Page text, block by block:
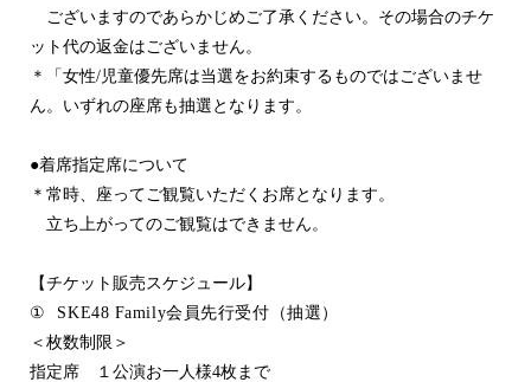
ございますのであらかじめご了承ください。その場合のチケ
ット代の返金はございません。
＊「女性/児童優先席は当選をお約束するものではございませ
ん。いずれの座席も抽選となります。
●着席指定席について
＊常時、座ってご観覧いただくお席となります。
立ち上がってのご観覧はできません。
【チケット販売スケジュール】
①
SKE48 Family会員先行受付（抽選）
＜枚数制限＞
指定席 １公演お一人様4枚まで